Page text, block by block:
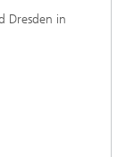
Dresden in